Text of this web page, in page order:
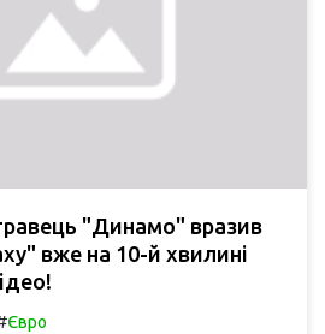
"Динамо" вразив
вже на 10-й хвилині
Євро